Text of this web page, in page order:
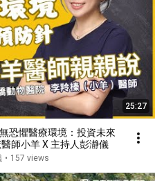
25:27
恐懼醫療環境：投資未來
師小羊 X 主持人彭瀞儀
• 157 views